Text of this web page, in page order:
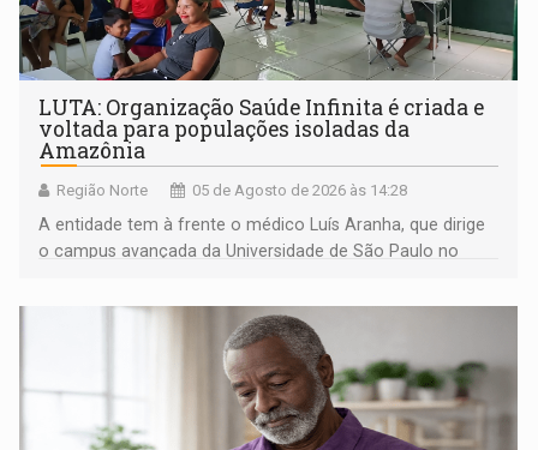
LUTA: Organização Saúde Infinita é criada e
voltada para populações isoladas da
Amazônia
Região Norte 05 de Agosto de 2026 às 14:28
A entidade tem à frente o médico Luís Aranha, que dirige
o campus avançada da Universidade de São Paulo no